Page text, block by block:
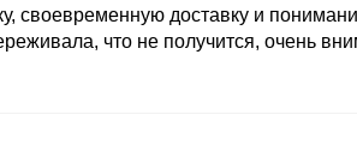
своевременную доставку и
что не получится, очень